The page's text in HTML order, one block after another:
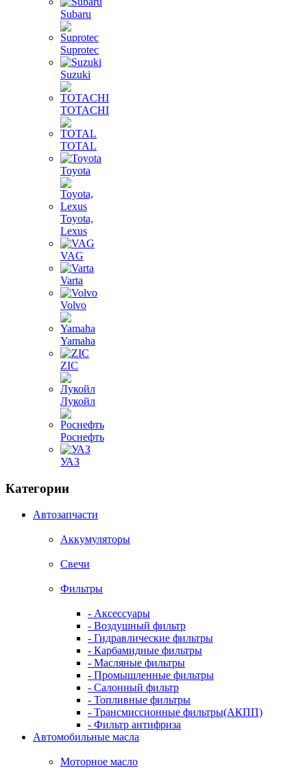
Subaru
Suprotec
Suzuki
TOTACHI
TOTAL
Toyota
Toyota,
Lexus
VAG
Varta
Volvo
Yamaha
ZIC
Лукойл
Роснефть
УАЗ
Категории
Автозапчасти
Аккумуляторы
Свечи
Фильтры
- Аксессуары
- Воздушный фильтр
- Гидравлические фильтры
- Карбамидные фильтры
- Масляные фильтры
- Промышленные фильтры
- Салонный фильтр
- Топливные фильтры
- Трансмиссионные фильтры(АКПП)
- Фильтр антифриза
Автомобильные масла
Моторное масло